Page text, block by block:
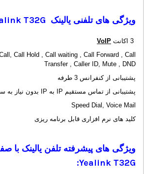
ویژگی های تلفنی یالینک Yealink T32G:
VoIP
Call Hold , Call waiting , Call Forward , Call
Transfer , Caller ID, Mute , DND
پشتیبانی از کنفرانس 3 طرفه
پشتیبانی از تماس مستقیم IP به IP بدون نیاز به سرور
Speed Dial, Voice Mail
کلید های نرم افزاری قابل برنامه ریزی
ویژگی های پیشرفته تلفن یالینک با
Yealink T32G
: